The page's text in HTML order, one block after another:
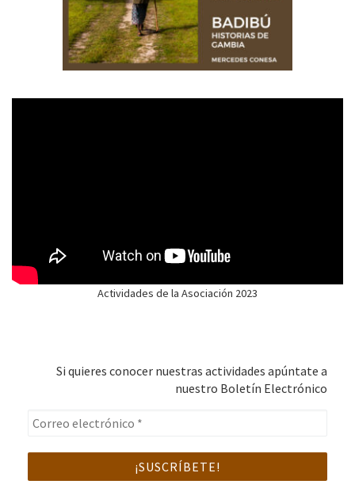
Actividades de la Asociación 2023
Si quieres conocer nuestras actividades apúntate a
nuestro Boletín Electrónico